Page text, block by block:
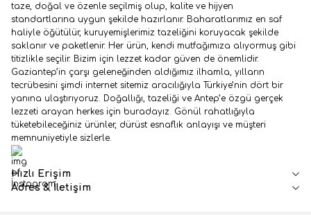
taze, doğal ve özenle seçilmiş olup, kalite ve hijyen
standartlarına uygun şekilde hazırlanır. Baharatlarımız en saf
haliyle öğütülür, kuruyemişlerimiz tazeliğini koruyacak şekilde
saklanır ve paketlenir. Her ürün, kendi mutfağımıza alıyormuş gibi
titizlikle seçilir. Bizim için lezzet kadar güven de önemlidir.
Gaziantep’in çarşı geleneğinden aldığımız ilhamla, yılların
tecrübesini şimdi internet sitemiz aracılığıyla Türkiye’nin dört bir
yanına ulaştırıyoruz. Doğallığı, tazeliği ve Antep’e özgü gerçek
lezzeti arayan herkes için buradayız. Gönül rahatlığıyla
tüketebileceğiniz ürünler, dürüst esnaflık anlayışı ve müşteri
memnuniyetiyle sizlerle.
İnstagram
Hızlı Erişim
Adres & İletişim